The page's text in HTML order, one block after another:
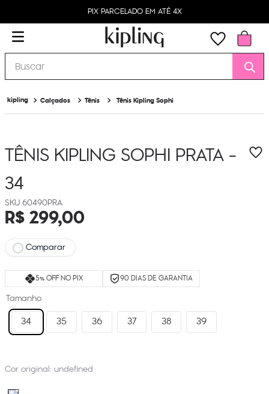
PIX PARCELADO EM ATÉ 4X
Buscar
Calçados Tênis Tênis Kipling Sophi
TÊNIS KIPLING SOPHI PRATA -
34
60490PRA
R$299,00
Comparar
5% OFF NO PIX 90 DIAS DE GARANTIA
Tamanho
34 35 36 37 38 39
Cor original: undefined